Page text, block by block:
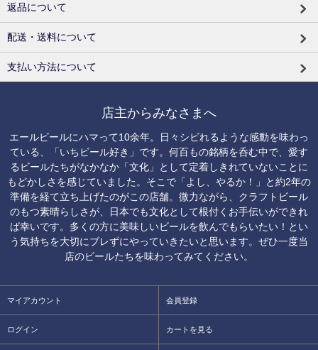
返品について
配送・送料について
支払い方法について
店主からみなさまへ
エールビールにハマって10余年。日々シビれるような感動を味わっ
ている、「いちビール好き」です。何百もの銘柄を呑む中で、愛す
るビールたちがなかなか「文化」として定着しきれていないことに
もどかしさを感じていました。そこで「よし、やるか！」と約2年の
準備を経て立ち上げたのがこの店舗。微力ながら、クラフトビール
のもつ素晴らしさが、日本でも文化として根付くお手伝いができれ
ば幸いです。多くの方に美味しいビールを飲んでもらいたい！とい
う気持ちを大切にブレずにやっていきたいと思います。ぜひ一度当
店のビールたちを味わってみてください。
マイアカウント 会員登録
ログイン カートを見る